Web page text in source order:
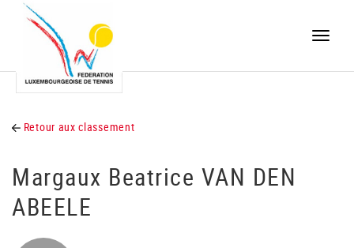
Toggle
Retour aux classement
Margaux Beatrice VAN DEN
ABEELE